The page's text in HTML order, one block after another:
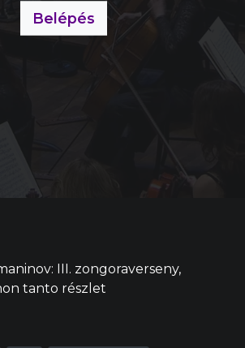
Belépés
III. zongoraverseny,
tanto részlet